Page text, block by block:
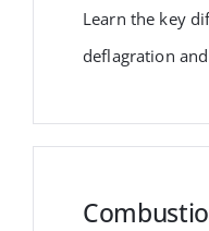
Learn the key
deflagration